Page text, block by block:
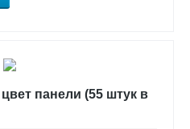
панели (55 штук в